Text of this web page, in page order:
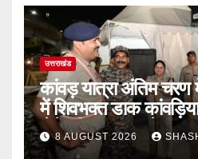
उत्तराखंड
कांवड़ यात्रा अंतिम चरण
में शिवभक्त डाक
लेने हरिद्वार पहुंच रहे
8 AUGUST 2026